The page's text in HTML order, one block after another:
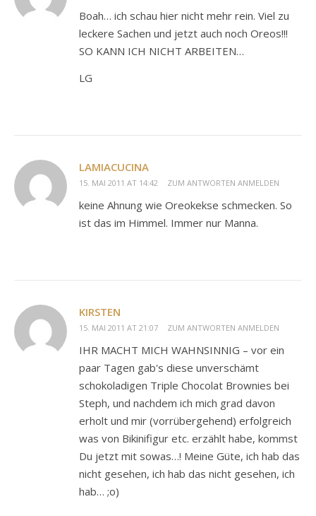
Boah… ich schau hier nicht mehr rein. Viel zu
leckere Sachen und jetzt auch noch Oreos!!!
SO KANN ICH NICHT ARBEITEN…
LG
LAMIACUCINA
15. MAI 2011 AT 14:42 ZUM ANTWORTEN ANMELDEN
keine Ahnung wie Oreokekse schmecken. So
ist das im Himmel. Immer nur Manna.
KIRSTEN
15. MAI 2011 AT 21:07 ZUM ANTWORTEN ANMELDEN
IHR MACHT MICH WAHNSINNIG – vor ein
paar Tagen gab's diese unverschämt
schokoladigen Triple Chocolat Brownies bei
Steph, und nachdem ich mich grad davon
erholt und mir (vorrübergehend) erfolgreich
was von Bikinifigur etc. erzählt habe, kommst
Du jetzt mit sowas…! Meine Güte, ich hab das
nicht gesehen, ich hab das nicht gesehen, ich
hab… ;o)